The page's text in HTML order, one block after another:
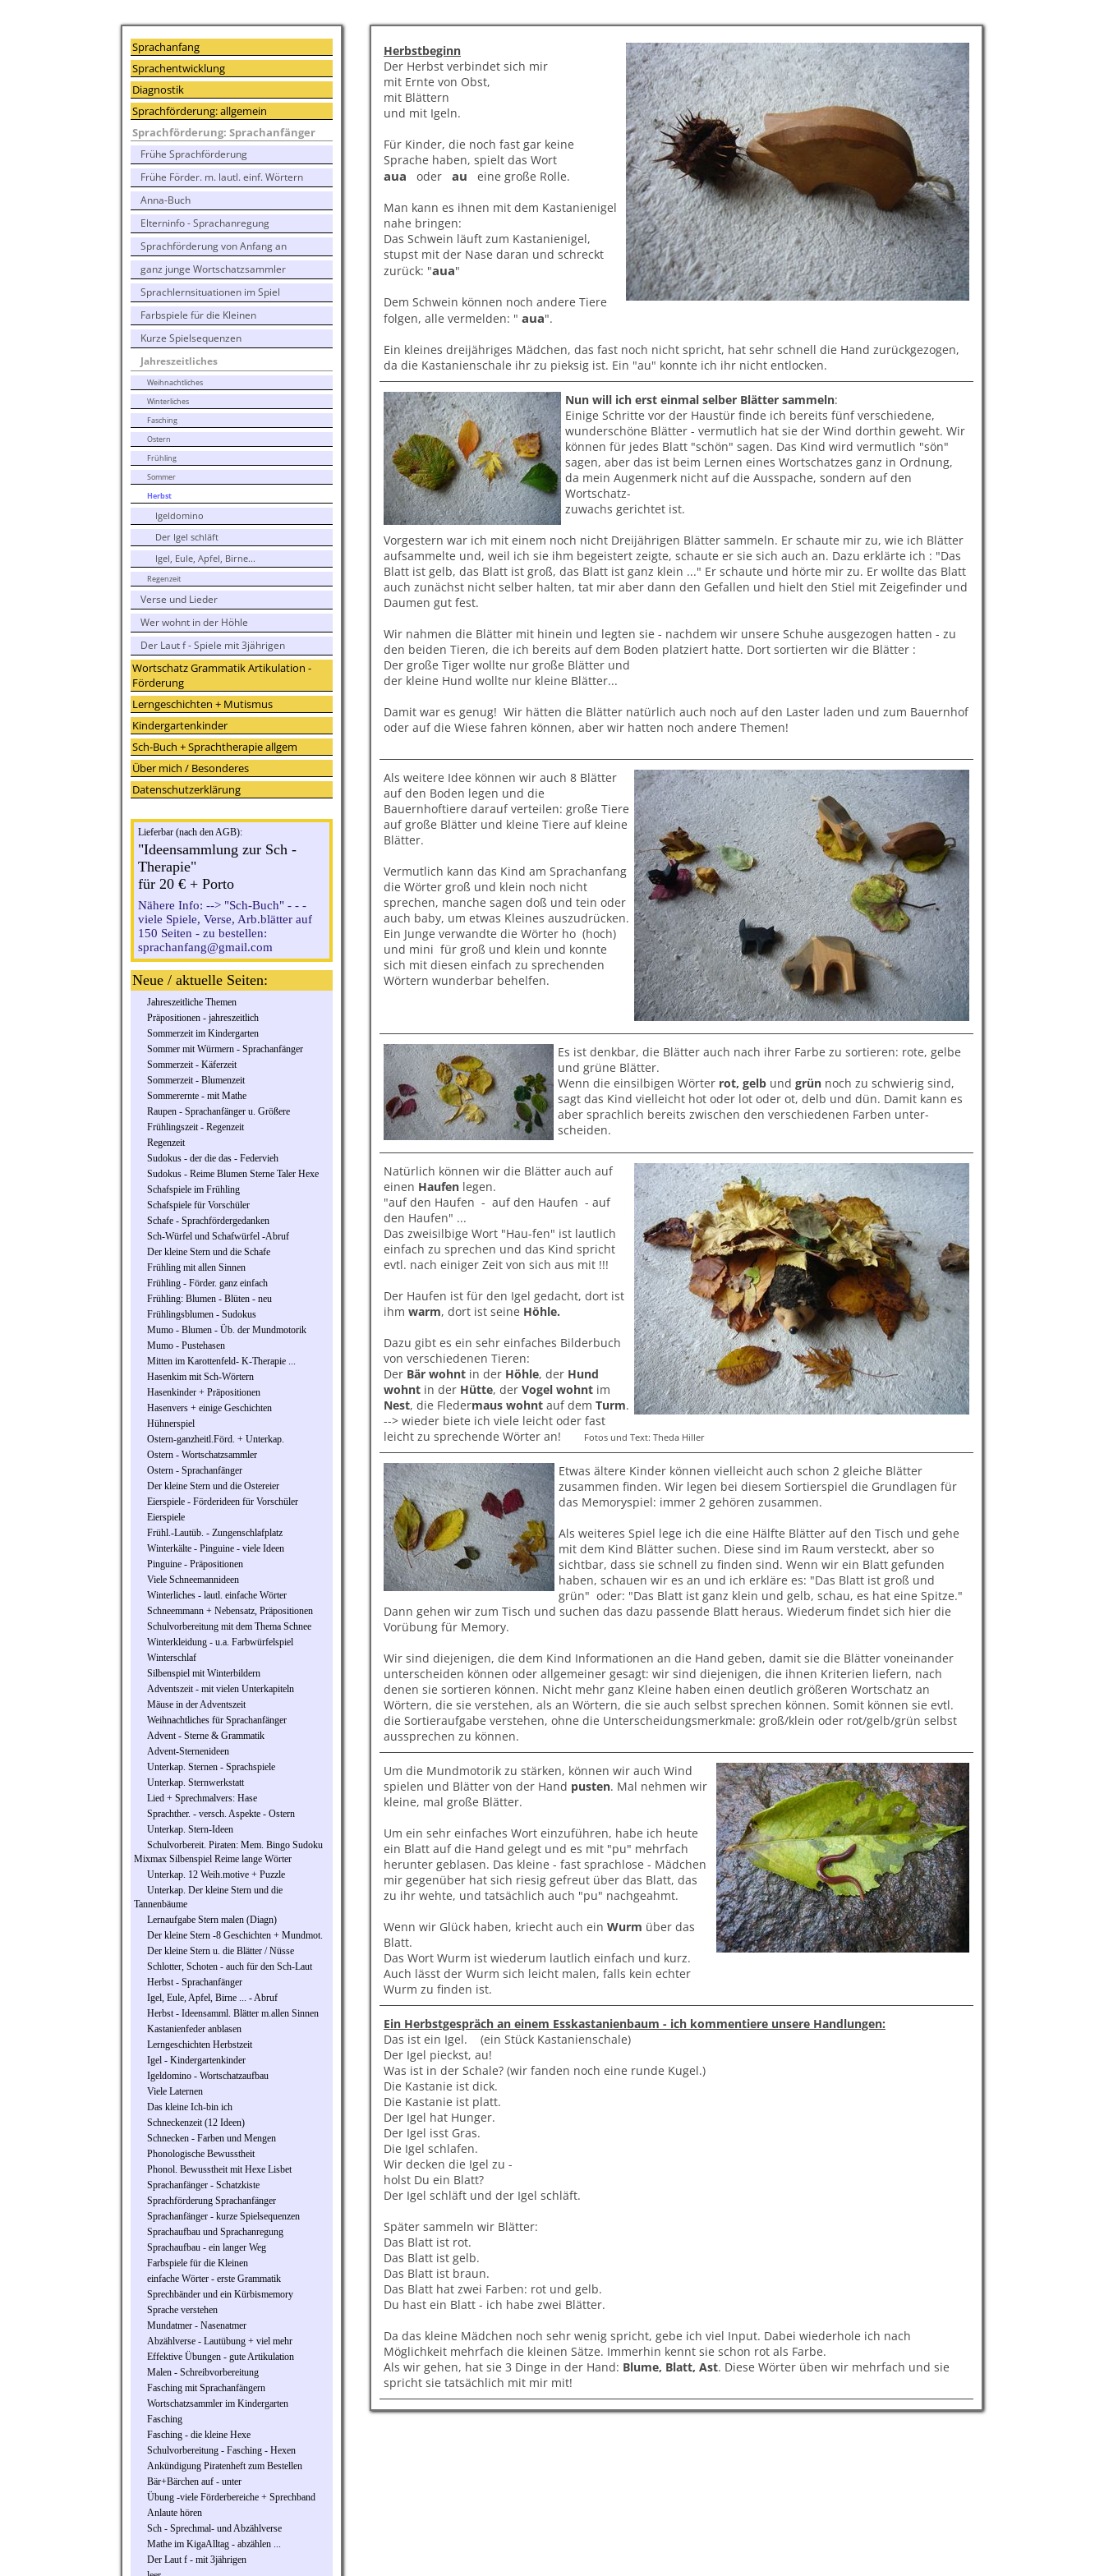
Sprachanfang
Sprachentwicklung
Diagnostik
Sprachförderung: allgemein
Sprachförderung: Sprachanfänger
Frühe Sprachförderung
Frühe Förder. m. lautl. einf. Wörtern
Anna-Buch
Elterninfo - Sprachanregung
Sprachförderung von Anfang an
ganz junge Wortschatzsammler
Sprachlernsituationen im Spiel
Farbspiele für die Kleinen
Kurze Spielsequenzen
Jahreszeitliches
Weihnachtliches
Winterliches
Fasching
Ostern
Frühling
Sommer
Herbst
Igeldomino
Der Igel schläft
Igel, Eule, Apfel, Birne...
Regenzeit
Verse und Lieder
Wer wohnt in der Höhle
Der Laut f - Spiele mit 3jährigen
Wortschatz Grammatik Artikulation -
Förderung
Lerngeschichten + Mutismus
Kindergartenkinder
Sch-Buch + Sprachtherapie allgem
Über mich / Besonderes
Datenschutzerklärung
Lieferbar (nach den AGB):
"Ideensammlung zur Sch -
Therapie"
für 20 € + Porto
Nähere Info: --> "Sch-Buch" - - -
viele Spiele, Verse, Arb.blätter auf
150 Seiten - zu bestellen:
sprachanfang@gmail.com
Neue / aktuelle Seiten:
Jahreszeitliche Themen
Präpositionen - jahreszeitlich
Sommerzeit im Kindergarten
Sommer mit Würmern - Sprachanfänger
Sommerzeit - Käferzeit
Sommerzeit - Blumenzeit
Sommerernte - mit Mathe
Raupen - Sprachanfänger u. Größere
Frühlingszeit - Regenzeit
Regenzeit
Sudokus - der die das - Federvieh
Sudokus - Reime Blumen Sterne Taler Hexe
Schafspiele im Frühling
Schafspiele für Vorschüler
Schafe - Sprachfördergedanken
Sch-Würfel und Schafwürfel -Abruf
Der kleine Stern und die Schafe
Frühling mit allen Sinnen
Frühling - Förder. ganz einfach
Frühling: Blumen - Blüten - neu
Frühlingsblumen - Sudokus
Mumo - Blumen - Üb. der Mundmotorik
Mumo - Pustehasen
Mitten im Karottenfeld- K-Therapie ...
Hasenkim mit Sch-Wörtern
Hasenkinder + Präpositionen
Hasenvers + einige Geschichten
Hühnerspiel
Ostern-ganzheitl.Förd. + Unterkap.
Ostern - Wortschatzsammler
Ostern - Sprachanfänger
Der kleine Stern und die Ostereier
Eierspiele - Förderideen für Vorschüler
Eierspiele
Frühl.-Lautüb. - Zungenschlafplatz
Winterkälte - Pinguine - viele Ideen
Pinguine - Präpositionen
Viele Schneemannideen
Winterliches - lautl. einfache Wörter
Schneemmann + Nebensatz, Präpositionen
Schulvorbereitung mit dem Thema Schnee
Winterkleidung - u.a. Farbwürfelspiel
Winterschlaf
Silbenspiel mit Winterbildern
Adventszeit - mit vielen Unterkapiteln
Mäuse in der Adventszeit
Weihnachtliches für Sprachanfänger
Advent - Sterne & Grammatik
Advent-Sternenideen
Unterkap. Sternen - Sprachspiele
Unterkap. Sternwerkstatt
Lied + Sprechmalvers: Hase
Sprachther. - versch. Aspekte - Ostern
Unterkap. Stern-Ideen
Schulvorbereit. Piraten: Mem. Bingo Sudoku
Mixmax Silbenspiel Reime lange Wörter
Unterkap. 12 Weih.motive + Puzzle
Unterkap. Der kleine Stern und die
Tannenbäume
Lernaufgabe Stern malen (Diagn)
Der kleine Stern -8 Geschichten + Mundmot.
Der kleine Stern u. die Blätter / Nüsse
Schlotter, Schoten - auch für den Sch-Laut
Herbst - Sprachanfänger
Igel, Eule, Apfel, Birne ... - Abruf
Herbst - Ideensamml. Blätter m.allen Sinnen
Kastanienfeder anblasen
Lerngeschichten Herbstzeit
Igel - Kindergartenkinder
Igeldomino - Wortschatzaufbau
Viele Laternen
Das kleine Ich-bin ich
Schneckenzeit (12 Ideen)
Schnecken - Farben und Mengen
Phonologische Bewusstheit
Phonol. Bewusstheit mit Hexe Lisbet
Sprachanfänger - Schatzkiste
Sprachförderung Sprachanfänger
Sprachanfänger - kurze Spielsequenzen
Sprachaufbau und Sprachanregung
Sprachaufbau - ein langer Weg
Farbspiele für die Kleinen
einfache Wörter - erste Grammatik
Sprechbänder und ein Kürbismemory
Sprache verstehen
Mundatmer - Nasenatmer
Abzählverse - Lautübung + viel mehr
Effektive Übungen - gute Artikulation
Malen - Schreibvorbereitung
Fasching mit Sprachanfängern
Wortschatzsammler im Kindergarten
Fasching
Fasching - die kleine Hexe
Schulvorbereitung - Fasching - Hexen
Ankündigung Piratenheft zum Bestellen
Bär+Bärchen auf - unter
Übung -viele Förderbereiche + Sprechband
Anlaute hören
Sch - Sprechmal- und Abzählverse
Mathe im KigaAlltag - abzählen ...
Der Laut f - mit 3jährigen
Herbstbeginn
Der Herbst verbindet sich mir
mit Ernte von Obst,
mit Blättern
und mit Igeln.
Für Kinder, die noch fast gar keine
Sprache haben, spielt das Wort
aua oder au eine große Rolle.
Man kann es ihnen mit dem Kastanienigel
nahe bringen:
Das Schwein läuft zum Kastanienigel,
stupst mit der Nase daran und schreckt
zurück: "aua"
Dem Schwein können noch andere Tiere
folgen, alle vermelden: " aua".
Ein kleines dreijähriges Mädchen, das fast noch nicht spricht, hat sehr schnell die Hand zurückgezogen,
da die Kastanienschale ihr zu pieksig ist. Ein "au" konnte ich ihr nicht entlocken.
Nun will ich erst einmal selber Blätter sammeln:
Einige Schritte vor der Haustür finde ich bereits fünf verschiedene,
wunderschöne Blätter - vermutlich hat sie der Wind dorthin geweht. Wir
können für jedes Blatt "schön" sagen. Das Kind wird vermutlich "sön"
sagen, aber das ist beim Lernen eines Wortschatzes ganz in Ordnung,
da mein Augenmerk nicht auf die Ausspache, sondern auf den
Wortschatz-
zuwachs gerichtet ist.
Vorgestern war ich mit einem noch nicht Dreijährigen Blätter sammeln. Er schaute mir zu, wie ich Blätter
aufsammelte und, weil ich sie ihm begeistert zeigte, schaute er sie sich auch an. Dazu erklärte ich : "Das
Blatt ist gelb, das Blatt ist groß, das Blatt ist ganz klein ..." Er schaute und hörte mir zu. Er wollte das Blatt
auch zunächst nicht selber halten, tat mir aber dann den Gefallen und hielt den Stiel mit Zeigefinder und
Daumen gut fest.
Wir nahmen die Blätter mit hinein und legten sie - nachdem wir unsere Schuhe ausgezogen hatten - zu
den beiden Tieren, die ich bereits auf dem Boden platziert hatte. Dort sortierten wir die Blätter :
Der große Tiger wollte nur große Blätter und
der kleine Hund wollte nur kleine Blätter...
Damit war es genug! Wir hätten die Blätter natürlich auch noch auf den Laster laden und zum Bauernhof
oder auf die Wiese fahren können, aber wir hatten noch andere Themen!
Als weitere Idee können wir auch 8 Blätter
auf den Boden legen und die
Bauernhoftiere darauf verteilen: große Tiere
auf große Blätter und kleine Tiere auf kleine
Blätter.
Vermutlich kann das Kind am Sprachanfang
die Wörter groß und klein noch nicht
sprechen, manche sagen doß und tein oder
auch baby, um etwas Kleines auszudrücken.
Ein Junge verwandte die Wörter ho (hoch)
und mini für groß und klein und konnte
sich mit diesen einfach zu sprechenden
Wörtern wunderbar behelfen.
Es ist denkbar, die Blätter auch nach ihrer Farbe zu sortieren: rote, gelbe
und grüne Blätter.
Wenn die einsilbigen Wörter rot, gelb und grün noch zu schwierig sind,
sagt das Kind vielleicht hot oder lot oder ot, delb und dün. Damit kann es
aber sprachlich bereits zwischen den verschiedenen Farben unter-
scheiden.
Natürlich können wir die Blätter auch auf
einen Haufen legen.
"auf den Haufen - auf den Haufen - auf
den Haufen" ...
Das zweisilbige Wort "Hau-fen" ist lautlich
einfach zu sprechen und das Kind spricht
evtl. nach einiger Zeit von sich aus mit !!!
Der Haufen ist für den Igel gedacht, dort ist
ihm warm, dort ist seine Höhle.
Dazu gibt es ein sehr einfaches Bilderbuch
von verschiedenen Tieren:
Der Bär wohnt in der Höhle, der Hund
wohnt in der Hütte, der Vogel wohnt im
Nest, die Fledermaus wohnt auf dem Turm.
--> wieder biete ich viele leicht oder fast
leicht zu sprechende Wörter an!
Fotos und Text: Theda Hiller
Etwas ältere Kinder können vielleicht auch schon 2 gleiche Blätter
zusammen finden. Wir legen bei diesem Sortierspiel die Grundlagen für
das Memoryspiel: immer 2 gehören zusammen.
Als weiteres Spiel lege ich die eine Hälfte Blätter auf den Tisch und gehe
mit dem Kind Blätter suchen. Diese sind im Raum versteckt, aber so
sichtbar, dass sie schnell zu finden sind. Wenn wir ein Blatt gefunden
haben, schauen wir es an und ich erkläre es: "Das Blatt ist groß und
grün" oder: "Das Blatt ist ganz klein und gelb, schau, es hat eine Spitze."
Dann gehen wir zum Tisch und suchen das dazu passende Blatt heraus. Wiederum findet sich hier die
Vorübung für Memory.
Wir sind diejenigen, die dem Kind Informationen an die Hand geben, damit sie die Blätter voneinander
unterscheiden können oder allgemeiner gesagt: wir sind diejenigen, die ihnen Kriterien liefern, nach
denen sie sortieren können. Nicht mehr ganz Kleine haben einen deutlich größeren Wortschatz an
Wörtern, die sie verstehen, als an Wörtern, die sie auch selbst sprechen können. Somit können sie evtl.
die Sortieraufgabe verstehen, ohne die Unterscheidungsmerkmale: groß/klein oder rot/gelb/grün selbst
aussprechen zu können.
Um die Mundmotorik zu stärken, können wir auch Wind
spielen und Blätter von der Hand pusten. Mal nehmen wir
kleine, mal große Blätter.
Um ein sehr einfaches Wort einzuführen, habe ich heute
ein Blatt auf die Hand gelegt und es mit "pu" mehrfach
herunter geblasen. Das kleine - fast sprachlose - Mädchen
mir gegenüber hat sich riesig gefreut über das Blatt, das
zu ihr wehte, und tatsächlich auch "pu" nachgeahmt.
Wenn wir Glück haben, kriecht auch ein Wurm über das
Blatt.
Das Wort Wurm ist wiederum lautlich einfach und kurz.
Auch lässt der Wurm sich leicht malen, falls kein echter
Wurm zu finden ist.
Ein Herbstgespräch an einem Esskastanienbaum - ich kommentiere unsere Handlungen:
Das ist ein Igel. (ein Stück Kastanienschale)
Der Igel pieckst, au!
Was ist in der Schale? (wir fanden noch eine runde Kugel.)
Die Kastanie ist dick.
Die Kastanie ist platt.
Der Igel hat Hunger.
Der Igel isst Gras.
Die Igel schlafen.
Wir decken die Igel zu -
holst Du ein Blatt?
Der Igel schläft und der Igel schläft.
Später sammeln wir Blätter:
Das Blatt ist rot.
Das Blatt ist gelb.
Das Blatt ist braun.
Das Blatt hat zwei Farben: rot und gelb.
Du hast ein Blatt - ich habe zwei Blätter.
Da das kleine Mädchen noch sehr wenig spricht, gebe ich viel Input. Dabei wiederhole ich nach
Möglichkeit mehrfach die kleinen Sätze. Immerhin kennt sie schon rot als Farbe.
Als wir gehen, hat sie 3 Dinge in der Hand: Blume, Blatt, Ast. Diese Wörter üben wir mehrfach und sie
spricht sie tatsächlich mit mir mit!